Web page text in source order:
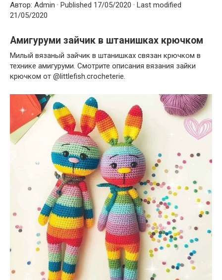
Автор: Admin · Published 17/05/2020 · Last modified
21/05/2020
Амигуруми зайчик в штанишках крючком
Милый вязаный зайчик в штанишках связан крючком в
технике амигуруми. Смотрите описания вязания зайки
крючком от @littlefish.crocheterie.